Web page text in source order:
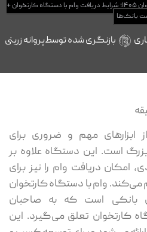
وام کارتخوان ۱۴۰۵؛ شرایط دریافت وام با دستگاه کارتخوان +
بانک‌ها
بازنگری شده توسطپروانه زرینی
ابزارهای مهم و ضروری برای
است. این دستگاه علاوه بر
امکان دریافت وام را نیز برای
وام با دستگاه کارتخوان
بانکی است که به صاحبان
کارتخوان تعلق می‌گیرد. این